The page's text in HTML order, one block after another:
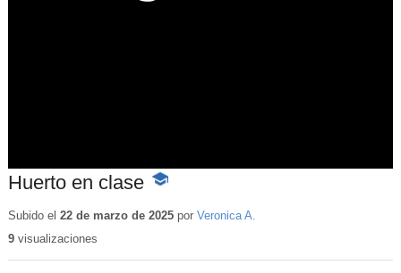
Huerto en clase -
educativo
Subido el 22 de marzo de 2025por Veronica A.
9visualizaciones